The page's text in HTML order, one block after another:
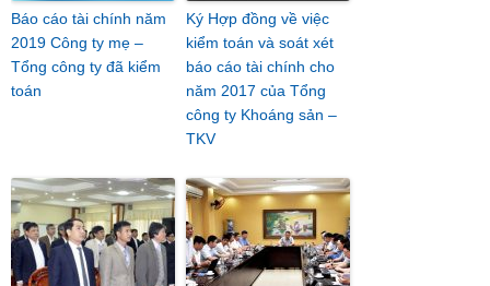
Báo cáo tài chính năm
2019 Công ty mẹ –
Tổng công ty đã kiểm
toán
Ký Hợp đồng về việc
kiểm toán và soát xét
báo cáo tài chính cho
năm 2017 của Tổng
công ty Khoáng sản –
TKV